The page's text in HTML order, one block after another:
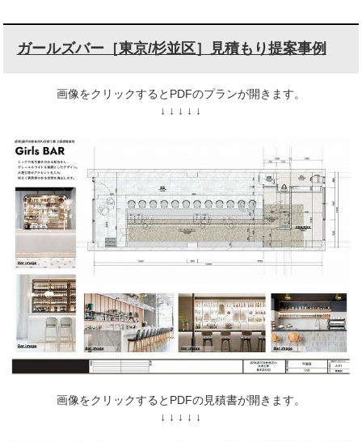
ガールズバー［東京/杉並区］見積もり提案事例
画像をクリックするとPDFのプランが開きます。
↓ ↓ ↓ ↓ ↓
画像をクリックするとPDFの見積書が開きます。
↓ ↓ ↓ ↓ ↓